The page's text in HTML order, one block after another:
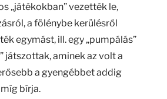
„játékokban” vezették le,
a fölénybe kerülésről
egymást, ill. egy „pumpálás”
játszottak, aminek az volt a
a gyengébbet addig
bírja.